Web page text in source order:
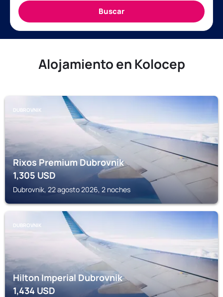
Alojamiento en Kolocep
DUBROVNIK
Rixos Premium Dubrovnik
1,305USD
Dubrovnik, 22 agosto 2026, 2 noches
DUBROVNIK
Hilton Imperial Dubrovnik
1,434USD